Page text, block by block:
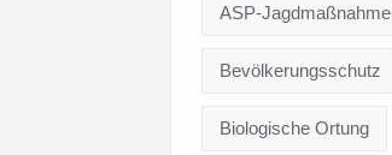
ASP-Jagdmaßnahme
Bevölkerungsschutz
Biologische Ortung